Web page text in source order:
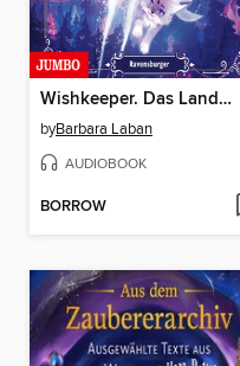
Wishkeeper. Das Land der verborgenen Wünsche [Band 1 (ungekürzt)]
byBarbara Laban
AUDIOBOOK
BORROW